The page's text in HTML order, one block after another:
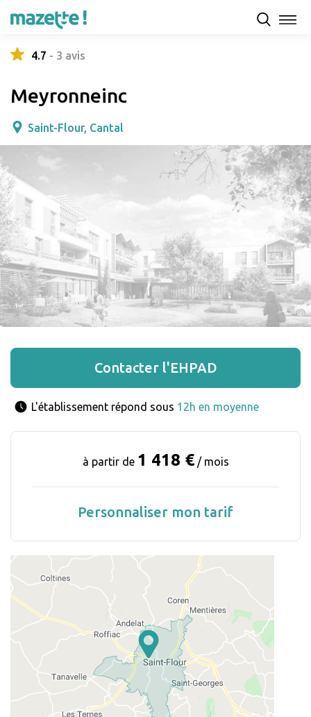
4.7 - 3 avis
Meyronneinc
Saint-Flour, Cantal
Contacter l'EHPAD
L'établissement répond sous 12h en moyenne
à partir de 1 418 €/ mois
Personnaliser mon tarif